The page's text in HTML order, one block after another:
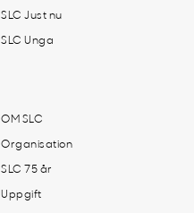
SLC Just nu
SLC Unga
OM SLC
Organisation
SLC 75 år
Uppgift